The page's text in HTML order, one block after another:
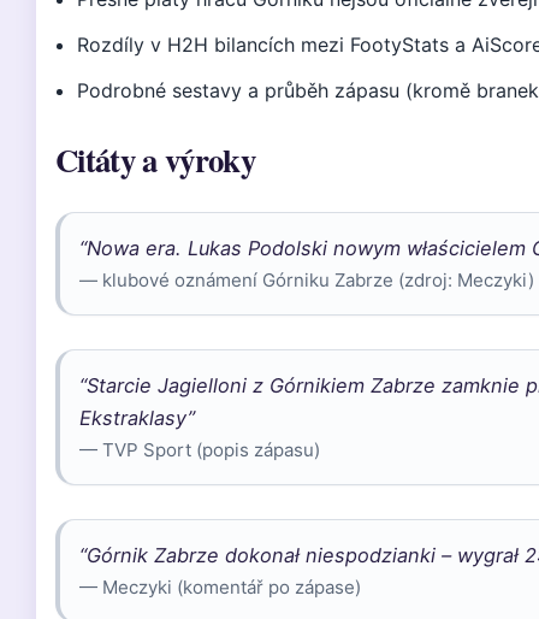
Rozdíly v H2H bilancích mezi FootyStats a
Podrobné sestavy a průběh zápasu (kromě
Citáty a výroky
“Nowa era. Lukas Podolski nowym właścicielem
— klubové oznámení Górniku Zabrze (zdroj: Meczyki)
“Starcie Jagielloni z Górnikiem Zabrze zamknie
Ekstraklasy”
— TVP Sport (popis zápasu)
“Górnik Zabrze dokonał niespodzianki – wygrał
— Meczyki (komentář po zápase)